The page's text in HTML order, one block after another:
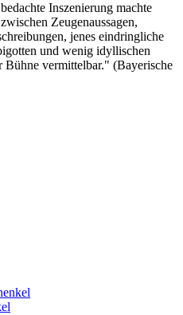
Inszenierung machte
Zeugenaussagen,
jenes eindringliche
und wenig idyllischen
Bühne vermittelbar." (Bayerische